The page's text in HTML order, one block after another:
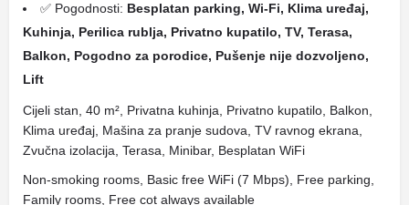
✅ Pogodnosti: Besplatan parking, Wi-Fi, Klima uređaj,
Kuhinja, Perilica rublja, Privatno kupatilo, TV, Terasa,
Balkon, Pogodno za porodice, Pušenje nije dozvoljeno,
Lift
Cijeli stan, 40 m², Privatna kuhinja, Privatno kupatilo, Balkon,
Klima uređaj, Mašina za pranje sudova, TV ravnog ekrana,
Zvučna izolacija, Terasa, Minibar, Besplatan WiFi
Non-smoking rooms, Basic free WiFi (7 Mbps), Free parking,
Family rooms, Free cot always available